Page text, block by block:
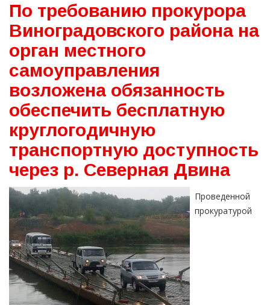
По требованию прокурора
Виноградовского района на
орган местного
самоуправления
возложена обязанность
обеспечить бесплатную
круглогодичную
транспортную доступность
через р. Северная Двина
Проведенной
прокуратурой